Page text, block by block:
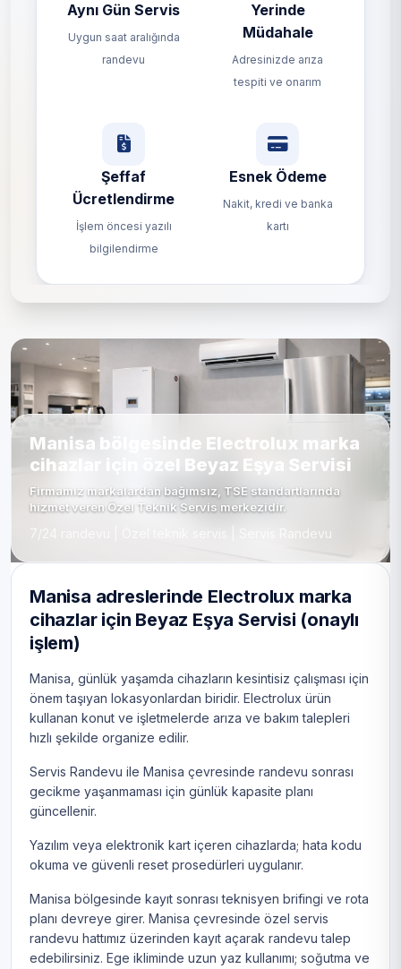
Aynı Gün Servis
Uygun saat aralığında
randevu
Yerinde
Müdahale
Adresinizde arıza
tespiti ve onarım
Şeffaf
Ücretlendirme
İşlem öncesi yazılı
bilgilendirme
Esnek Ödeme
Nakit, kredi ve banka
kartı
Manisa bölgesinde Electrolux marka
cihazlar için özel Beyaz Eşya Servisi
Firmamız markalardan bağımsız, TSE standartlarında
hizmet veren Özel Teknik Servis merkezidir.
7/24 randevu | Özel teknik servis | Servis Randevu
Manisa adreslerinde Electrolux marka
cihazlar için Beyaz Eşya Servisi (onaylı
işlem)
Manisa, günlük yaşamda cihazların kesintisiz çalışması için
önem taşıyan lokasyonlardan biridir. Electrolux ürün
kullanan konut ve işletmelerde arıza ve bakım talepleri
hızlı şekilde organize edilir.
Servis Randevu ile Manisa çevresinde randevu sonrası
gecikme yaşanmaması için günlük kapasite planı
güncellenir.
Yazılım veya elektronik kart içeren cihazlarda; hata kodu
okuma ve güvenli reset prosedürleri uygulanır.
Manisa bölgesinde kayıt sonrası teknisyen brifingi ve rota
planı devreye girer. Manisa çevresinde özel servis
randevu hattımız üzerinden kayıt açarak randevu talep
edebilirsiniz. Ege ikliminde uzun yaz kullanımı; soğutma ve